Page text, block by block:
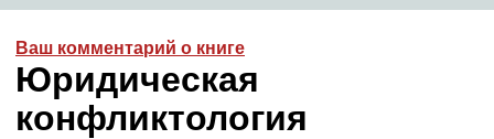
Ваш комментарий о книге
Юридическая
конфликтология